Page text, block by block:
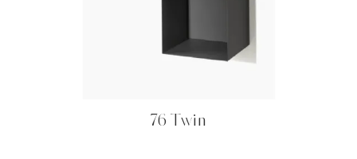
76 Twin